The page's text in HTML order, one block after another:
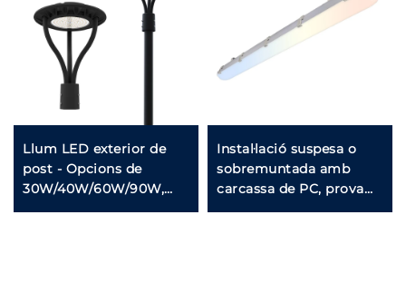
Llum LED exterior de
post - Opcions de
30W/40W/60W/90W,
Instal·lació suspesa o
sobremuntada amb
carcassa de PC, prova